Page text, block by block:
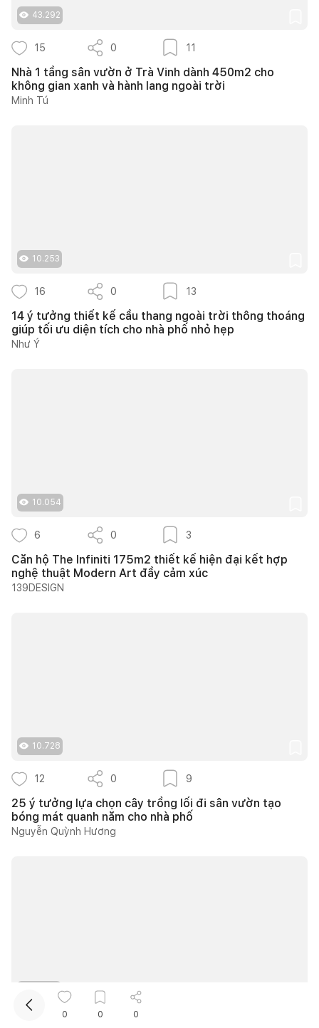
43.292
15 0 11
Nhà 1 tầng sân vườn ở Trà Vinh dành 450m2 cho
không gian xanh và hành lang ngoài trời
Minh Tú
10.253
16 0 13
14 ý tưởng thiết kế cầu thang ngoài trời thông thoáng
giúp tối ưu diện tích cho nhà phố nhỏ hẹp
Như Ý
10.054
6 0 3
Căn hộ The Infiniti 175m2 thiết kế hiện đại kết hợp
nghệ thuật Modern Art đầy cảm xúc
139DESIGN
10.728
12 0 9
25 ý tưởng lựa chọn cây trồng lối đi sân vườn tạo
bóng mát quanh năm cho nhà phố
Nguyễn Quỳnh Hương
0 0 0